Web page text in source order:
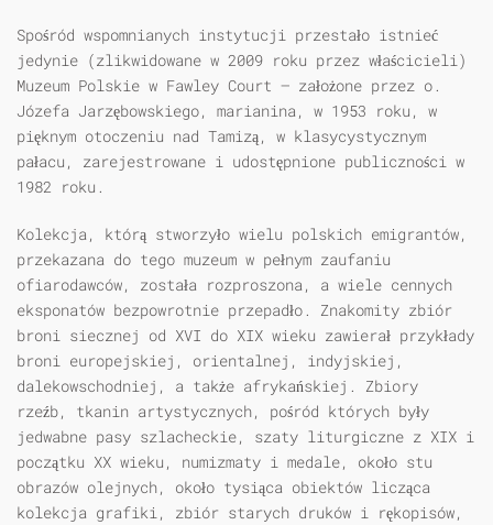
Spośród wspomnianych instytucji przestało istnieć
jedynie (zlikwidowane w 2009 roku przez właścicieli)
Muzeum Polskie w Fawley Court — założone przez o.
Józefa Jarzębowskiego, marianina, w 1953 roku, w
pięknym otoczeniu nad Tamizą, w klasycystycznym
pałacu, zarejestrowane i udostępnione publiczności w
1982 roku.
Kolekcja, którą stworzyło wielu polskich emigrantów,
przekazana do tego muzeum w pełnym zaufaniu
ofiarodawców, została rozproszona, a wiele cennych
eksponatów bezpowrotnie przepadło. Znakomity zbiór
broni siecznej od XVI do XIX wieku zawierał przykłady
broni europejskiej, orientalnej, indyjskiej,
dalekowschodniej, a także afrykańskiej. Zbiory
rzeźb, tkanin artystycznych, pośród których były
jedwabne pasy szlacheckie, szaty liturgiczne z XIX i
początku XX wieku, numizmaty i medale, około stu
obrazów olejnych, około tysiąca obiektów licząca
kolekcja grafiki, zbiór starych druków i rękopisów,